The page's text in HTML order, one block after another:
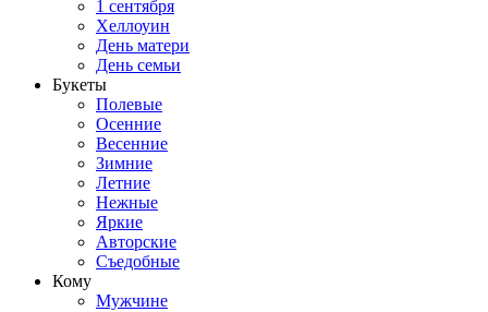
1 сентября
Хеллоуин
День матери
День семьи
Букеты
Полевые
Осенние
Весенние
Зимние
Летние
Нежные
Яркие
Авторские
Съедобные
Кому
Мужчине